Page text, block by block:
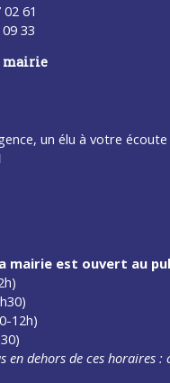
61
33
mairie
un élu à votre écoute
mairie est ouvert au
12h)
en dehors de ces horaires :